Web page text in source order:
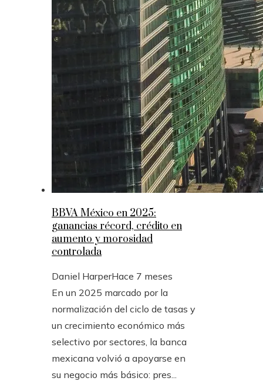
BBVA México en 2025:
ganancias récord, crédito en
aumento y morosidad
controlada
Daniel HarperHace 7 meses
En un 2025 marcado por la
normalización del ciclo de tasas y
un crecimiento económico más
selectivo por sectores, la banca
mexicana volvió a apoyarse en
su negocio más básico: pres...